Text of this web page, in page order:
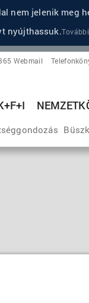
nem jelenik meg
nyújthassuk.
Webmail